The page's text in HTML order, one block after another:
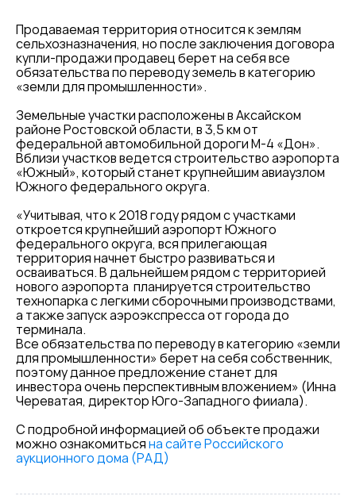
Продаваемая территория относится к землям
сельхозназначения, но после заключения договора
купли-продажи продавец берет на себя все
обязательства по переводу земель в категорию
«земли для промышленности».
Земельные участки расположены в Аксайском
районе Ростовской области, в 3,5 км от
федеральной автомобильной дороги М-4 «Дон».
Вблизи участков ведется строительство аэропорта
«Южный», который станет крупнейшим авиаузлом
Южного федерального округа.
«Учитывая, что к 2018 году рядом с участками
откроется крупнейший аэропорт Южного
федерального округа, вся прилегающая
территория начнет быстро развиваться и
осваиваться. В дальнейшем рядом с территорией
нового аэропорта планируется строительство
технопарка с легкими сборочными производствами,
а также запуск аэроэкспресса от города до
терминала.
Все обязательства по переводу в категорию «земли
для промышленности» берет на себя собственник,
поэтому данное предложение станет для
инвестора очень перспективным вложением» (Инна
Череватая, директор Юго-Западного фииала).
С подробной информацией об объекте продажи
можно ознакомитьсяна сайте Российского
аукционного дома (РАД)